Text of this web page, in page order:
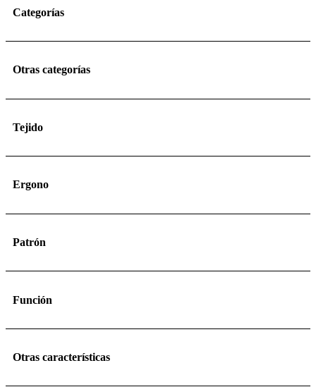
Categorías
Otras categorías
Tejido
Ergono
Patrón
Función
Otras características